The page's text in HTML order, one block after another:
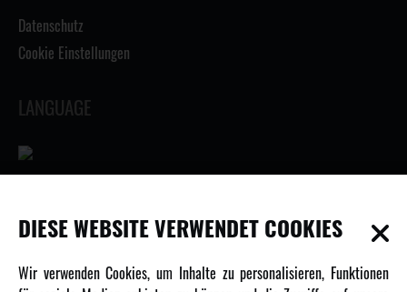
Datenschutz
Cookie Einstellungen
LANGUAGE
INFORMATIONEN
Newsletter
DIESE WEBSITE VERWENDET COOKIES
Wir verwenden Cookies, um Inhalte zu personalisieren, Funktionen